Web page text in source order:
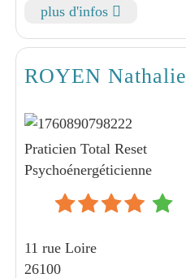
plus d'infos
ROYEN Nathalie
Praticien Total Reset
Psychoénergéticienne
11 rue Loire
26100